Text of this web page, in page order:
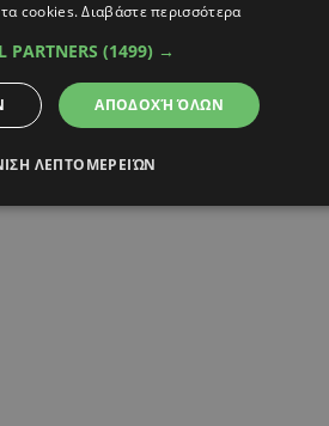
τα cookies.Διαβάστε περισσότερα
PARTNERS (1499) →
ΑΠΟΔΟΧΉ ΌΛΩΝ
ΛΕΠΤΟΜΕΡΕΙΏΝ